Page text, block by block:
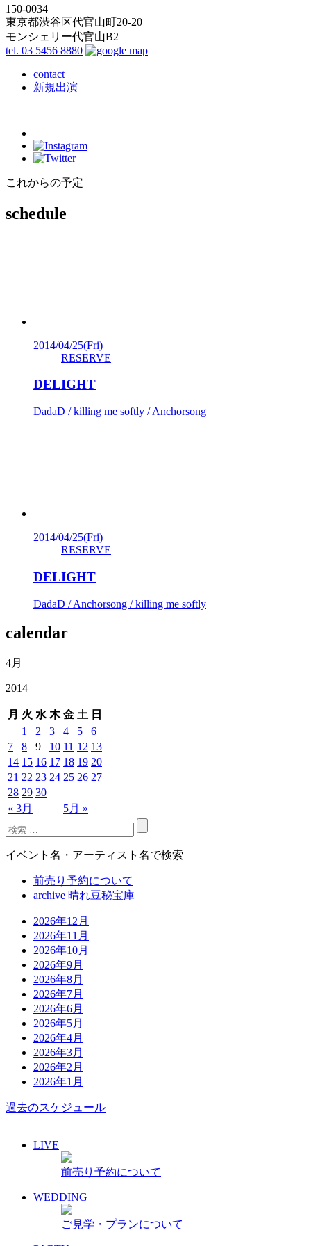
150-0034
東京都渋谷区代官山町20-20
モンシェリー代官山B2
tel. 03 5456 8880
contact
新規出演
これからの予定
schedule
2014/04/25(Fri)
RESERVE
DELIGHT
DadaD / killing me softly / Anchorsong
2014/04/25(Fri)
RESERVE
DELIGHT
DadaD / Anchorsong / killing me softly
calendar
4月
2014
月 火 水 木 金 土 日
« 3月 5月 »
1 2 3 4 5
6
7
8 9 10 11 12 13
14 15 16 17 18 19 20
21 22 23 24 25 26 27
28 29 30
イベント名・アーティスト名で検索
前売り予約について
archive 晴れ豆秘宝庫
2026年12月
2026年11月
2026年10月
2026年9月
2026年8月
2026年7月
2026年6月
2026年5月
2026年4月
2026年3月
2026年2月
2026年1月
過去のスケジュール
LIVE
前売り予約について
WEDDING
ご見学・プランについて